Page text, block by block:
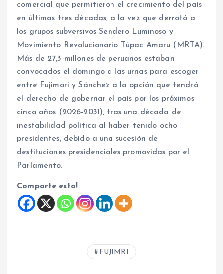
comercial que permitieron el crecimiento del país
en últimas tres décadas, a la vez que derrotó a
los grupos subversivos Sendero Luminoso y
Movimiento Revolucionario Túpac Amaru (MRTA).
Más de 27,3 millones de peruanos estaban
convocados el domingo a las urnas para escoger
entre Fujimori y Sánchez a la opción que tendrá
el derecho de gobernar el país por los próximos
cinco años (2026-2031), tras una década de
inestabilidad política al haber tenido ocho
presidentes, debido a una sucesión de
destituciones presidenciales promovidas por el
Parlamento.
Comparte esto!
FUJIMRI